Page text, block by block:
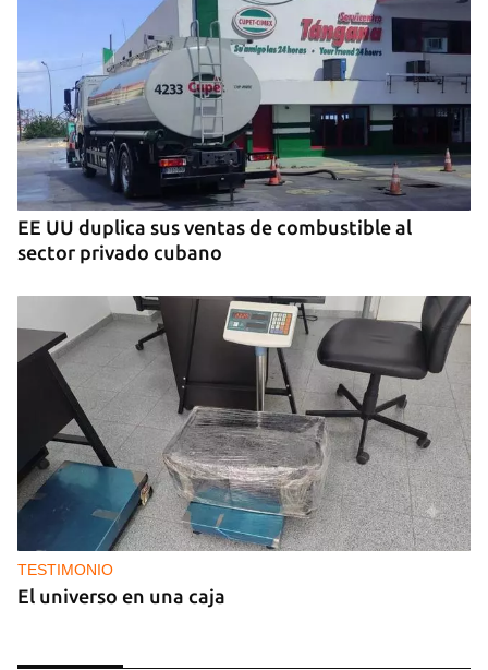
EE UU duplica sus ventas de combustible al
sector privado cubano
TESTIMONIO
El universo en una caja